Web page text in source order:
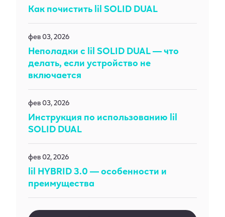
Как почистить lil SOLID DUAL
фев 03, 2026
Неполадки с lil SOLID DUAL — что
делать, если устройство не
включается
фев 03, 2026
Инструкция по использованию lil
SOLID DUAL
фев 02, 2026
lil HYBRID 3.0 — особенности и
преимущества